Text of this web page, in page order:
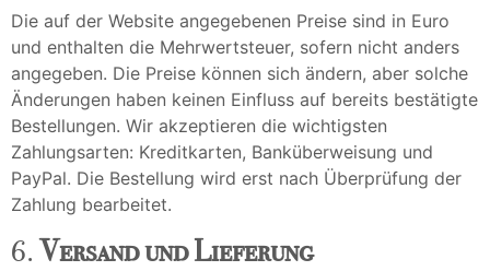
Die auf der Website angegebenen Preise sind in Euro
und enthalten die Mehrwertsteuer, sofern nicht anders
angegeben. Die Preise können sich ändern, aber solche
Änderungen haben keinen Einfluss auf bereits bestätigte
Bestellungen. Wir akzeptieren die wichtigsten
Zahlungsarten: Kreditkarten, Banküberweisung und
PayPal. Die Bestellung wird erst nach Überprüfung der
Zahlung bearbeitet.
6.Versand und Lieferung